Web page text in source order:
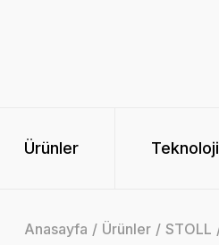
Ürünler Teknoloji
Anasayfa Ürünler STOLL